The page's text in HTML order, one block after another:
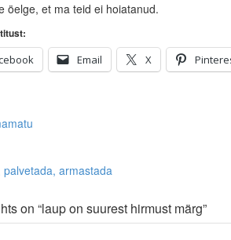
öelge, et ma teid ei hoiatanud.
Email X
palvetada, armastada
on “laup on suurest hirmust märg”